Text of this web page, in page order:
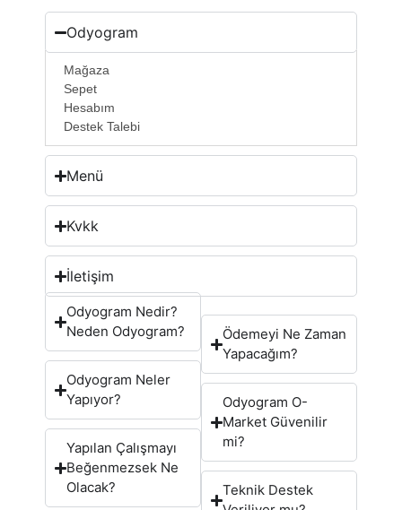
Odyogram
Mağaza
Sepet
Hesabım
Destek Talebi
Menü
Kvkk
İletişim
Odyogram Nedir?
Neden Odyogram?
Odyogram Neler
Yapıyor?
Yapılan Çalışmayı
Beğenmezsek Ne
Olacak?
Ödemeyi Ne Zaman
Yapacağım?
Odyogram O-
Market Güvenilir
mi?
Teknik Destek